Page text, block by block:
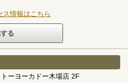
ス情報はこちら
ーヨーカドー木場店 2F